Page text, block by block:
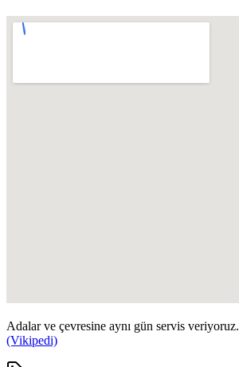
Adalarve çevresine aynı gün servis veriyoruz.
(Vikipedi)